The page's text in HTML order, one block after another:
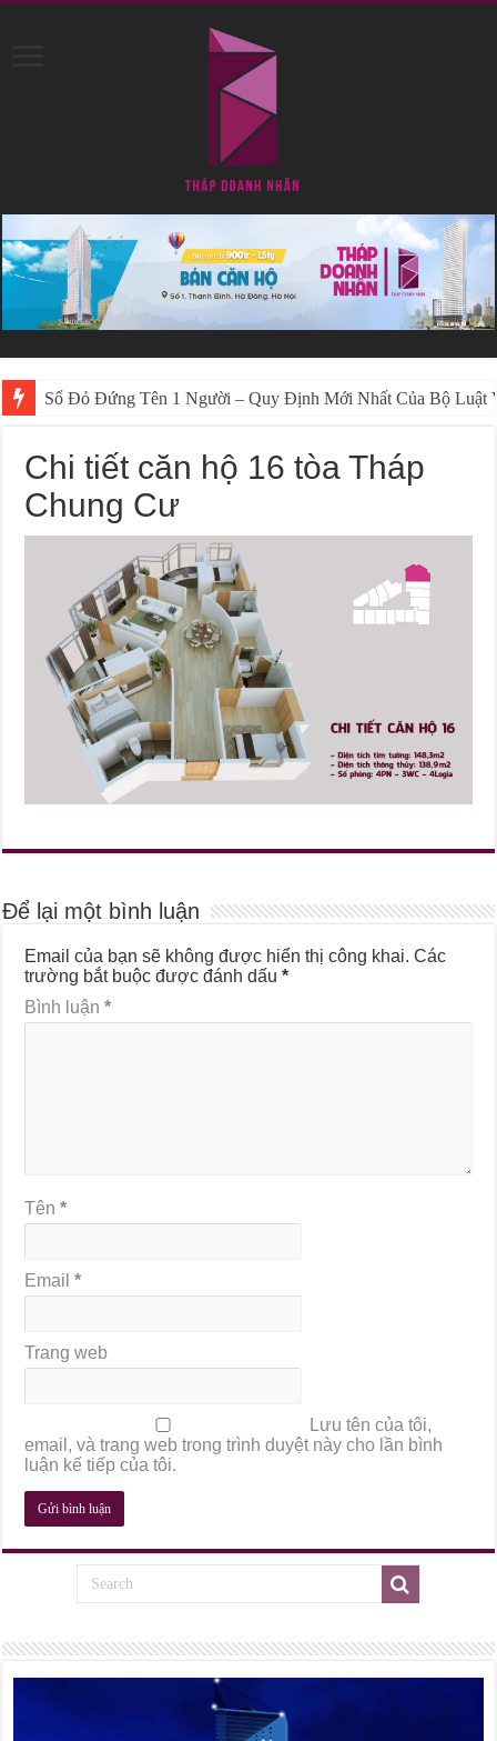
Sổ Đỏ Đứng Tên 1 Người – Quy Định Mới Nhất Của Bộ Luật
Chi tiết căn hộ 16 tòa Tháp
Chung Cư
Để lại một bình luận
Email của bạn sẽ không được hiển thị công khai. Các
trường bắt buộc được đánh dấu*
Bình luận*
Tên*
Email*
Trang web
Lưu tên của tôi,
email, và trang web trong trình duyệt này cho lần bình
luận kế tiếp của tôi.